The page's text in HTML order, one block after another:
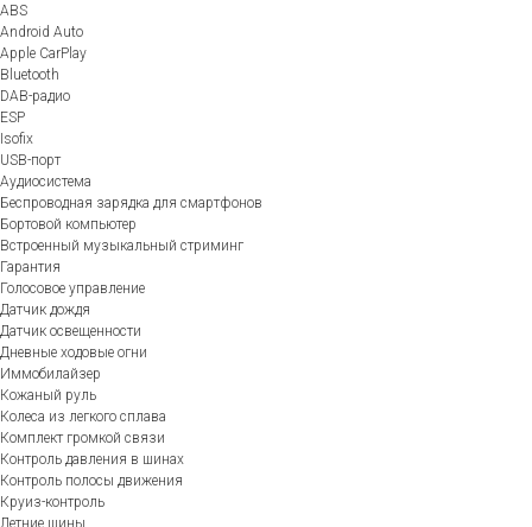
ABS
Android Auto
Apple CarPlay
Bluetooth
DAB-радио
ESP
Isofix
USB-порт
Аудиосистема
Беспроводная зарядка для смартфонов
Бортовой компьютер
Встроенный музыкальный стриминг
Гарантия
Голосовое управление
Датчик дождя
Датчик освещенности
Дневные ходовые огни
Иммобилайзер
Кожаный руль
Колеса из легкого сплава
Комплект громкой связи
Контроль давления в шинах
Контроль полосы движения
Круиз-контроль
Летние шины